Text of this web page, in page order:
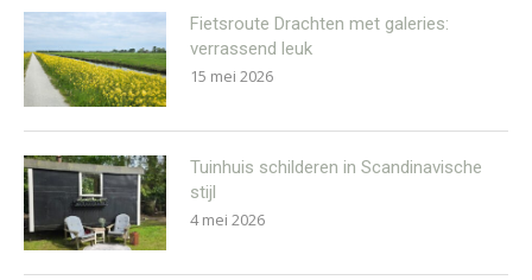
Fietsroute Drachten met galeries:
verrassend leuk
15 mei 2026
Tuinhuis schilderen in Scandinavische
stijl
4 mei 2026